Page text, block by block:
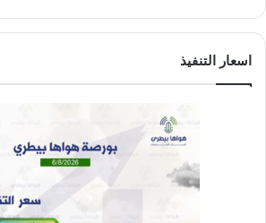
اسعار التنفيذ